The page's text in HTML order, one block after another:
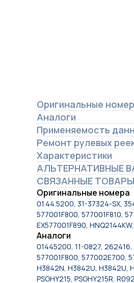
Оригинальные
Аналоги
Применяемость
Ремонт рулевых
Характеристики
АЛЬТЕРНАТИВНЫЕ
СВЯЗАННЫЕ ТОВАРЫ
Оригинальные номера
01.44.5200, 31-37324-SX,
577001F800, 577001F810,
EX577001F890,
Аналоги
01445200, 11-0827, 262416,
577001F800, 577002E700,
H3842N, H3842U, H3842U,
PSGHY215, PSGHY215R,